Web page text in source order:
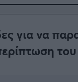
για να